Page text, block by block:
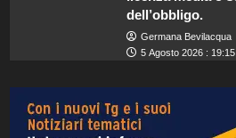
dell’obbligo.
Germana Bevilacqua
5 Agosto 2026 : 19:15